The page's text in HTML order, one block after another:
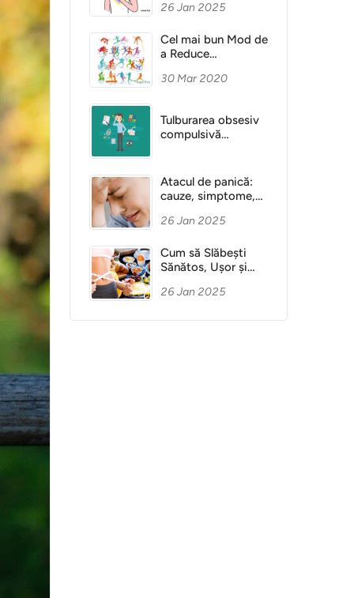
26 Jan 2025
Cel mai bun Mod de
a Reduce
30 Mar 2020
Tulburarea obsesiv
compulsivă
Atacul de panică:
cauze, simptome,
26 Jan 2025
Cum să Slăbești
Sănătos, Ușor și
26 Jan 2025